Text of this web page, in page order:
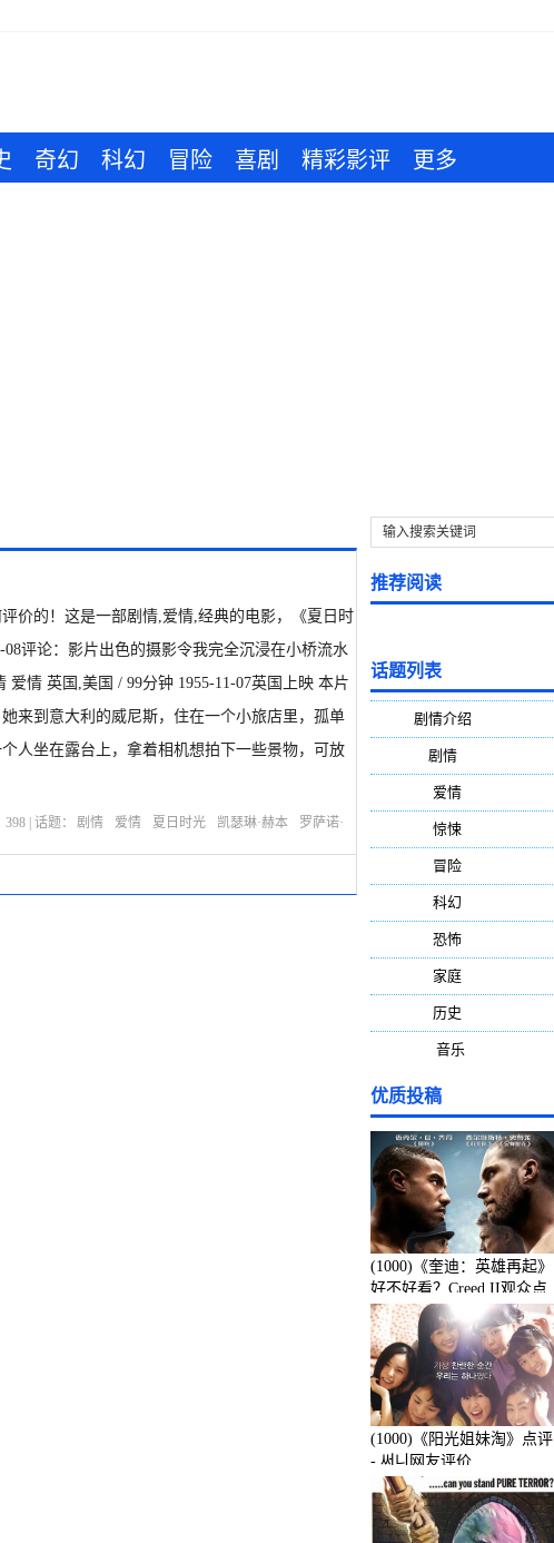
奇幻 科幻 冒险 喜剧 精彩影评 更多
价的！这是一部剧情,爱情,经典的电影，《夏日时
08评论：影片出色的摄影令我完全沉浸在小桥流水
情 英国,美国 / 99分钟 1955-11-07英国上映 本片
来到意大利的威尼斯，住在一个小旅店里，孤单
人坐在露台上，拿着相机想拍下一些景物，可放
398 | 话题： 剧情 爱情 夏日时光 凯瑟琳·赫本
罗萨诺·
推荐阅读
话题列表
剧情介绍
剧情
爱情(887)
惊悚(648)
冒险(377)
科幻
恐怖(236)
家庭(195)
历史
音乐
优质投稿
(1000)《奎迪：英雄再起》
好不好看？Creed II观众点
评及剧本
(1000)《阳光姐妹淘》点评
- 써니网友评价